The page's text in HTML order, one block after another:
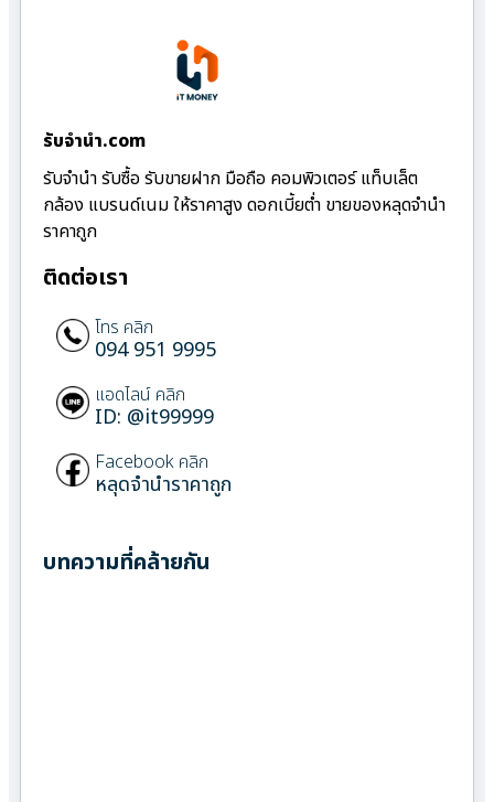
รับจํานํา.com
รับจำนำ รับซื้อ รับขายฝาก มือถือ คอมพิวเตอร์ แท็บเล็ต
กล้อง แบรนด์เนม ให้ราคาสูง ดอกเบี้ยต่ำ ขายของหลุดจำนำ
ราคาถูก
ติดต่อเรา
โทร คลิก
094 951 9995
แอดไลน์ คลิก
ID: @it99999
Facebook คลิก
หลุดจำนำราคาถูก
บทความที่คล้ายกัน